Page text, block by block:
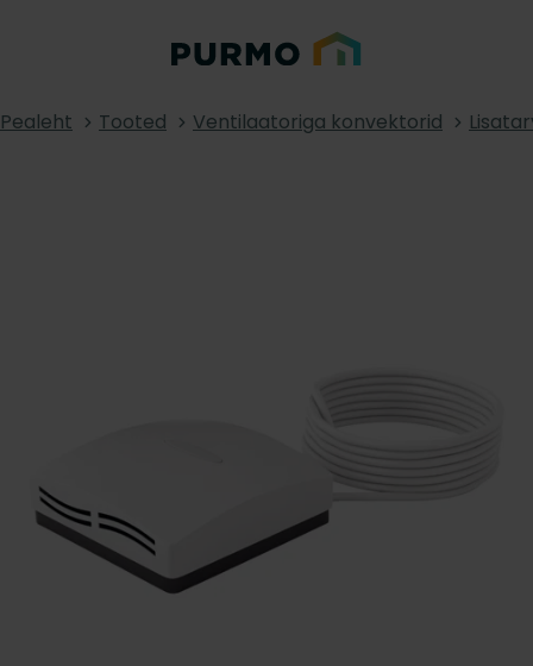
Pealeht Tooted Ventilaatoriga konvektorid